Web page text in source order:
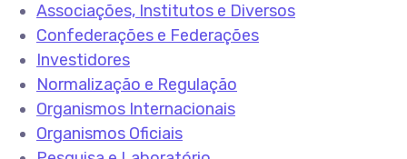
Associações, Institutos e Diversos
Confederações e Federações
Investidores
Normalização e Regulação
Organismos Internacionais
Organismos Oficiais